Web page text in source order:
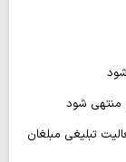
منتهی شود
تبلیغی مبلغان